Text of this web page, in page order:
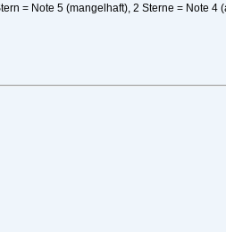
= Note 5 (mangelhaft), 2 Sterne = Note 4